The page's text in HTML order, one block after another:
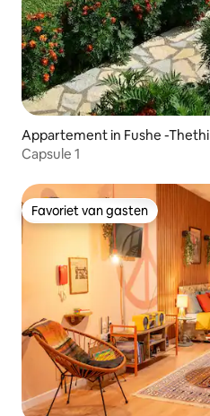
Appartement in Fushe -Thethi
Capsule 1
Favoriet van gasten
Favoriet van gasten